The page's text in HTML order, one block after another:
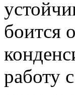
боится
работу